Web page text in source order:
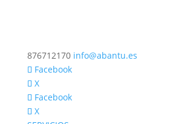
876712170 info@abantu.es
Facebook
X
Facebook
X